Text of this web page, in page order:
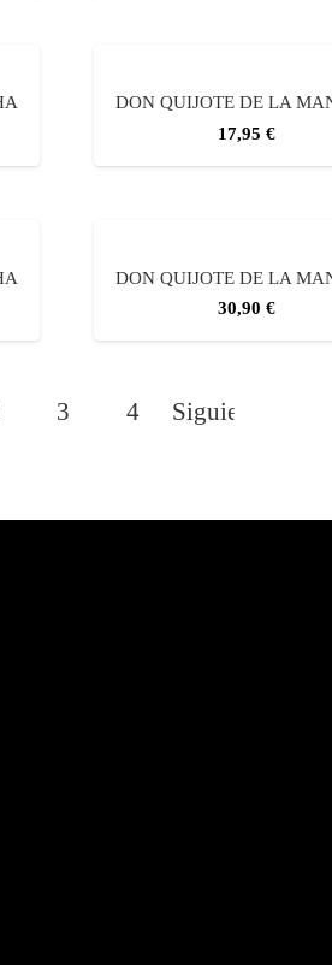
DON QUIJOTE DE LA
17,95 €
DON QUIJOTE DE LA
30,90 €
3 4 Siguiente